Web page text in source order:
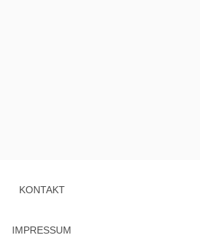
KONTAKT
IMPRESSUM